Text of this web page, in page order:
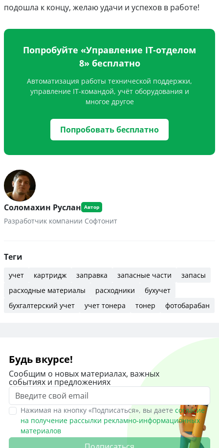
подошла к концу, желаю удачи и успехов в работе!
Попробуйте «Управление IT-отделом
8» бесплатно
Автоматизация работы технической поддержки,
управление IT-командой, учёт оборудования и
многое другое
Попробовать бесплатно
Соломахин Руслан
Разработчик компании Софтонит
Теги
учет картридж заправка запасные части
запасы
расходные материалы
расходники
бухучет
бухгалтерский учет
учет тонера тонер фотобарабан
Будь вкурсе!
Сообщим о новых материалах, важных
событиях и предложениях
Нажимая на кнопку «Подписаться», вы даете согласие
на получение рассылки рекламно-информационных
материалов